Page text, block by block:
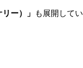
ー）」 も展開してい